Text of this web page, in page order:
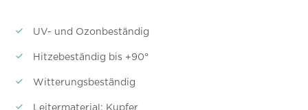
UV- und Ozonbeständig
Hitzebeständig bis +90°
Witterungsbeständig